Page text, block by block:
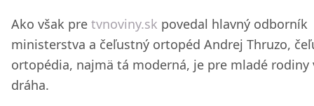
Ako však pre tvnoviny.sk povedal hlavný odborník
ministerstva a čeľustný ortopéd Andrej Thruzo,
ortopédia, najmä tá moderná, je pre mladé rodiny
dráha.